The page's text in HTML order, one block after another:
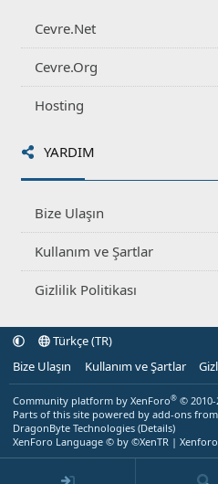
Cevre.Net
Cevre.Org
Hosting
YARDIM
Bize Ulaşın
Kullanım ve Şartlar
Gizlilik Politikası
Türkçe (TR)
Bize Ulaşın
Kullanım ve Şartlar
Community platform by XenForo® © 2010-
Parts of this site powered by add-ons
DragonByte Technologies (Details)
XenForo Language © by ©XenTR |